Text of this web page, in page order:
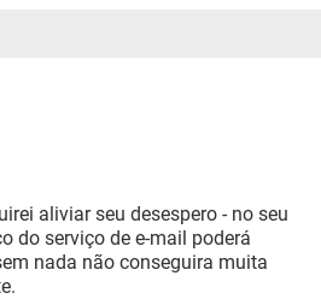
aliviar seu desespero - no seu
do serviço de e-mail poderá
nada não conseguira muita